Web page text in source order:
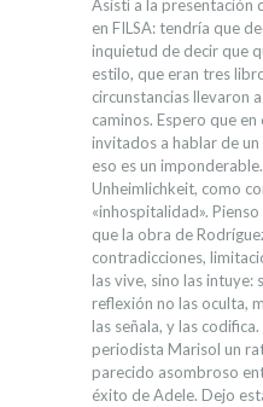
Asistí a la presentación
en FILSA: tendría que
inquietud de decir que
estilo, que eran tres
circunstancias llevaron
caminos. Espero que
invitados a hablar de
eso es un imponderable.
Unheimlichkeit, como
«inhospitalidad».
que la obra de
contradicciones,
las vive, sino las intuye:
reflexión no las oculta,
las señala, y las codifica.
periodista Marisol un
parecido asombroso
éxito de Adele. Dejo